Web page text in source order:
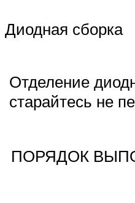
Диодная сборка
Отделение
старайтесь не
ПОРЯДОК